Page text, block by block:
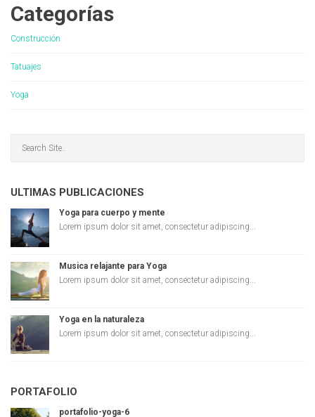
Categorías
Construcción
Tatuajes
Yoga
ULTIMAS PUBLICACIONES
Yoga para cuerpo y mente
Lorem ipsum dolor sit amet, consectetur adipiscing...
Musica relajante para Yoga
Lorem ipsum dolor sit amet, consectetur adipiscing...
Yoga en la naturaleza
Lorem ipsum dolor sit amet, consectetur adipiscing...
PORTAFOLIO
portafolio-yoga-6